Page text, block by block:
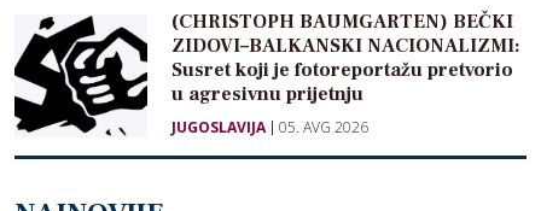
(CHRISTOPH BAUMGARTEN) BEČKI
ZIDOVI–BALKANSKI NACIONALIZMI:
Susret koji je fotoreportažu pretvorio
u agresivnu prijetnju
JUGOSLAVIJA 05. AVG 2026